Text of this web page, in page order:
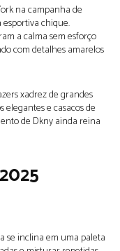
na campanha de
esportiva chique.
a calma sem esforço
com detalhes amarelos
xadrez de grandes
elegantes e casacos de
de Dkny ainda reina
se inclina em uma paleta